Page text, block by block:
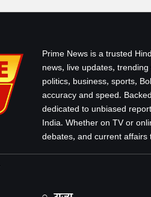
Prime News is a trusted
news, live updates,
politics, business, sports,
accuracy and speed.
dedicated to unbiased
India. Whether on TV or
debates, and current affairs